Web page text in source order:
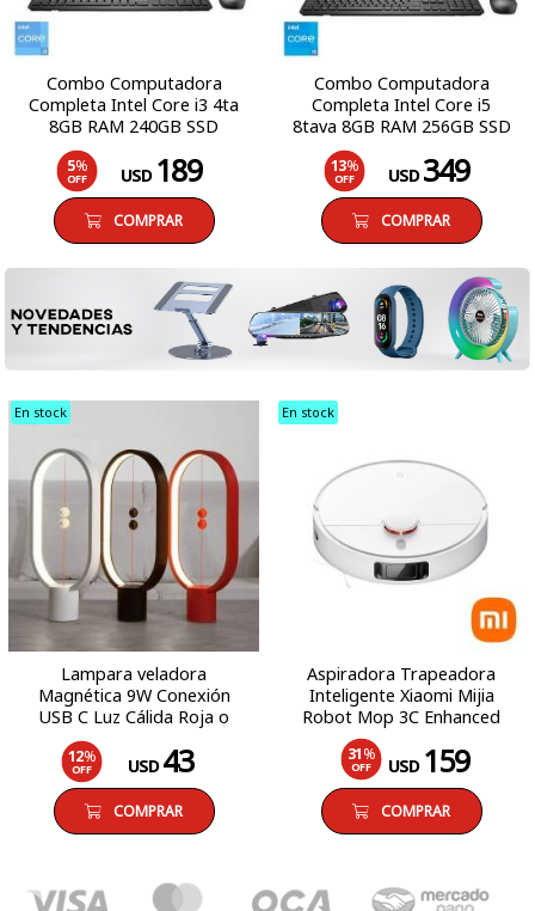
Combo Computadora
Completa Intel Core i3 4ta
8GB RAM 240GB SSD
Monitor LCD 19 Windows 10
Pro
5%
OFF USD 189
COMPRAR
Combo Computadora
Completa Intel Core i5
8tava 8GB RAM 256GB SSD
Monitor LCD 19 Windows 11
Pro
13%
OFF USD 349
COMPRAR
En stock
Lampara veladora
Magnética 9W Conexión
USB C Luz Cálida Roja o
12%
OFF USD 43
COMPRAR
En stock
Aspiradora Trapeadora
Inteligente Xiaomi Mijia
Robot Mop 3C Enhanced
Edition Robótica Con
Tanque de Agua LiDAR
31%
OFF USD 159
COMPRAR